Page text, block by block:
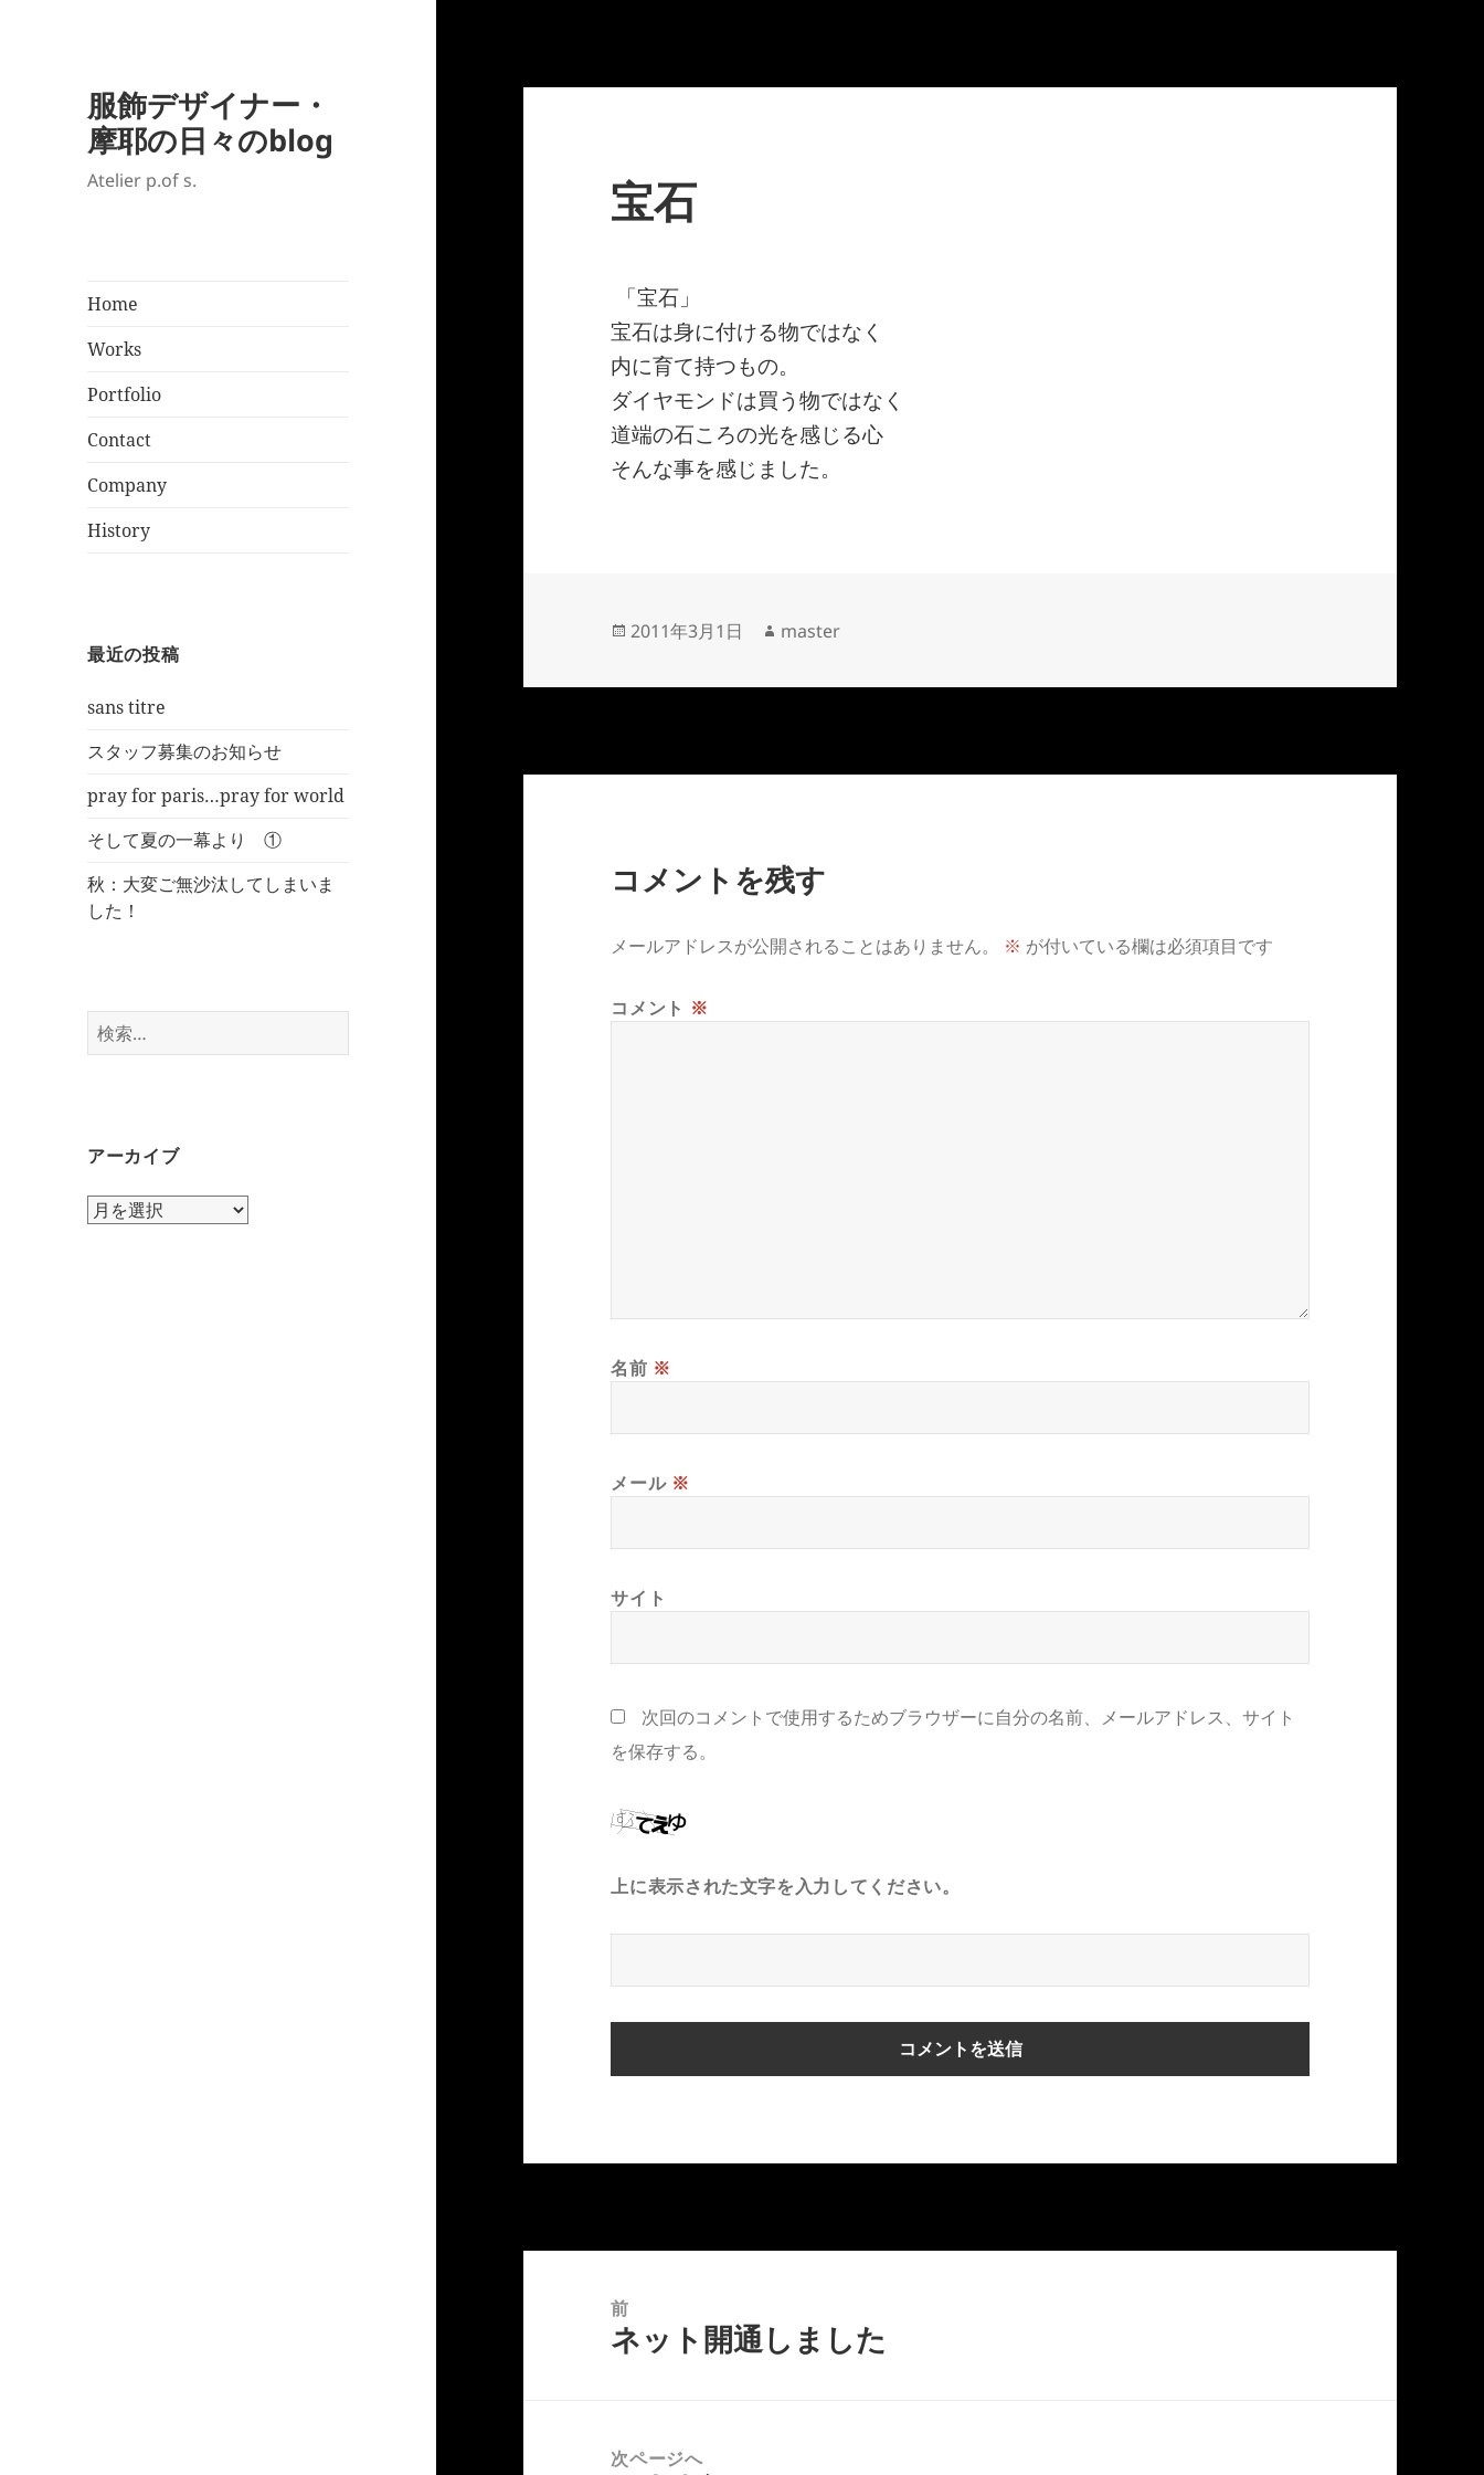
服飾デザイナー・
摩耶の日々のblog
Atelier p.of s.
Home
Works
Portfolio
Contact
Company
History
最近の投稿
sans titre
スタッフ募集のお知らせ
pray for paris…pray for world
そして夏の一幕より ①
秋：大変ご無沙汰してしまいま
した！
検
索:
アーカイブ
ア
宝石
「宝石」
宝石は身に付ける物ではなく
内に育て持つもの。
ダイヤモンドは買う物ではなく
道端の石ころの光を感じる心
そんな事を感じました。
投
日:
2011年3月1日
作
者
master
コメントを残す
メールアドレスが公開されることはありません。 ※ が付いている欄は必須項目です
コメント ※
名前 ※
メール ※
サイト
次回のコメントで使用するためブラウザーに自分の名前、メールアドレス、サイト
を保存する。
上に表示された文字を入力してください。
前
前
ネット開通しました
次ページへ